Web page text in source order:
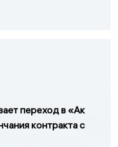
переход в «Ак
контракта с